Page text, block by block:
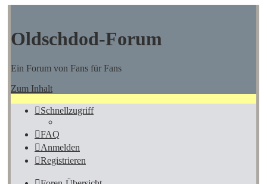
Oldschdod-Forum
Ein Forum von Fans für Fans
Zum Inhalt
Schnellzugriff
FAQ
Anmelden
Registrieren